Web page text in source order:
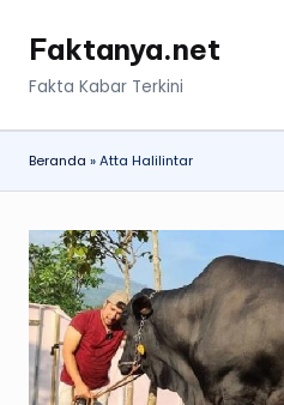
Faktanya.net
Fakta Kabar Terkini
Beranda »Atta Halilintar